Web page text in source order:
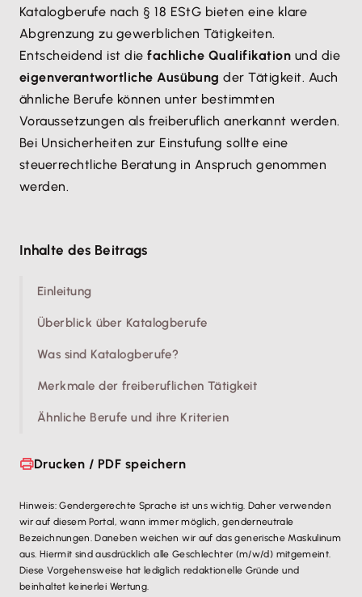
Katalogberufe nach § 18 EStG bieten eine klare
Abgrenzung zu gewerblichen Tätigkeiten.
Entscheidend ist diefachliche Qualifikation und die
eigenverantwortliche Ausübung der Tätigkeit. Auch
ähnliche Berufe können unter bestimmten
Voraussetzungen als freiberuflich anerkannt werden.
Bei Unsicherheiten zur Einstufung sollte eine
steuerrechtliche Beratung in Anspruch genommen
werden.
Inhalte des Beitrags
Einleitung
Überblick über Katalogberufe
Was sind Katalogberufe?
Merkmale der freiberuflichen Tätigkeit
Ähnliche Berufe und ihre Kriterien
Drucken / PDF speichern
Hinweis: Gendergerechte Sprache ist uns wichtig. Daher verwenden
wir auf diesem Portal, wann immer möglich, genderneutrale
Bezeichnungen. Daneben weichen wir auf das generische Maskulinum
aus. Hiermit sind ausdrücklich alle Geschlechter (m/w/d) mitgemeint.
Diese Vorgehensweise hat lediglich redaktionelle Gründe und
beinhaltet keinerlei Wertung.